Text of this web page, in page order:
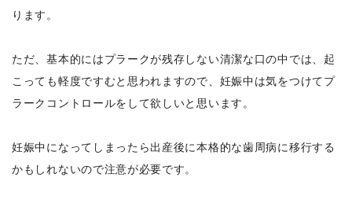
ります。
ただ、基本的にはプラークが残存しない清潔な口の中では、起
こっても軽度ですむと思われますので、妊娠中は気をつけてプ
ラークコントロールをして欲しいと思います。
妊娠中になってしまったら出産後に本格的な歯周病に移行する
かもしれないので注意が必要です。